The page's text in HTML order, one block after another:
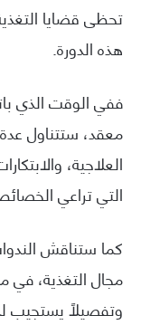
تحظى قضايا
هذه الدورة.
ففي الوقت الذي
معقد، ستتناول
العلاجية،
التي تراعي
كما ستناقش
مجال التغذية،
وتفصيلاً يستجيب